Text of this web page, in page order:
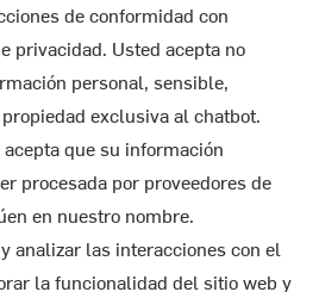
de conformidad con
privacidad. Usted acepta no
personal, sensible,
exclusiva al chatbot.
que su información
procesada por proveedores de
en nuestro nombre.
analizar las interacciones con el
la funcionalidad del sitio web y